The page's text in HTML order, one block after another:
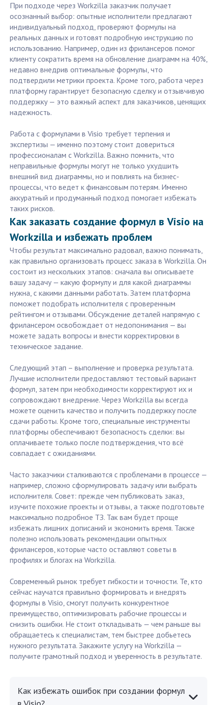
При подходе через Workzilla заказчик получает
осознанный выбор: опытные исполнители предлагают
индивидуальный подход, проверяют формулы на
реальных данных и готовят подробную инструкцию по
использованию. Например, один из фрилансеров помог
клиенту сократить время на обновление диаграмм на 40%,
недавно внедрив оптимальные формулы, что
подтвердили метрики проекта. Кроме того, работа через
платформу гарантирует безопасную сделку и отзывчивую
поддержку — это важный аспект для заказчиков, ценящих
надежность.
Работа с формулами в Visio требует терпения и
экспертизы — именно поэтому стоит довериться
профессионалам с Workzilla. Важно помнить, что
неправильные формулы могут не только ухудшить
внешний вид диаграммы, но и повлиять на бизнес-
процессы, что ведет к финансовым потерям. Именно
аккуратный и продуманный подход помогает избежать
таких рисков.
Как заказать создание формул в Visio на
Workzilla и избежать проблем
Чтобы результат максимально радовал, важно понимать,
как правильно организовать процесс заказа в Workzilla. Он
состоит из нескольких этапов: сначала вы описываете
вашу задачу — какую формулу и для какой диаграммы
нужна, с какими данными работать. Затем платформа
поможет подобрать исполнителя с проверенным
рейтингом и отзывами. Обсуждение деталей напрямую с
фрилансером освобождает от недопонимания — вы
можете задать вопросы и внести корректировки в
техническое задание.
Следующий этап – выполнение и проверка результата.
Лучшие исполнители предоставляют тестовый вариант
формул, затем при необходимости корректируют их и
сопровождают внедрение. Через Workzilla вы всегда
можете оценить качество и получить поддержку после
сдачи работы. Кроме того, специальные инструменты
платформы обеспечивают безопасность сделки: вы
оплачиваете только после подтверждения, что всё
совпадает с ожиданиями.
Часто заказчики сталкиваются с проблемами в процессе —
например, сложно сформулировать задачу или выбрать
исполнителя. Совет: прежде чем публиковать заказ,
изучите похожие проекты и отзывы, а также подготовьте
максимально подробное ТЗ. Так вам будет проще
избежать лишних дописаний и экономить время. Также
полезно использовать рекомендации опытных
фрилансеров, которые часто оставляют советы в
профилях и блогах на Workzilla.
Современный рынок требует гибкости и точности. Те, кто
сейчас научатся правильно формировать и внедрять
формулы в Visio, смогут получить конкурентное
преимущество, оптимизировать рабочие процессы и
снизить ошибки. Не стоит откладывать — чем раньше вы
обращаетесь к специалистам, тем быстрее добьетесь
нужного результата. Закажите услугу на Workzilla —
получите грамотный подход и уверенность в результате.
Как избежать ошибок при создании формул